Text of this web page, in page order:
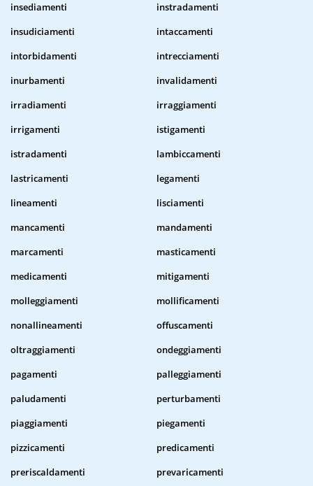
insediamenti
instradamenti
insudiciamenti
intaccamenti
intorbidamenti
intrecciamenti
inurbamenti
invalidamenti
irradiamenti
irraggiamenti
irrigamenti
istigamenti
istradamenti
lambiccamenti
lastricamenti
legamenti
lineamenti
lisciamenti
mancamenti
mandamenti
marcamenti
masticamenti
medicamenti
mitigamenti
molleggiamenti
mollificamenti
nonallineamenti
offuscamenti
oltraggiamenti
ondeggiamenti
pagamenti
palleggiamenti
paludamenti
perturbamenti
piaggiamenti
piegamenti
pizzicamenti
predicamenti
preriscaldamenti
prevaricamenti